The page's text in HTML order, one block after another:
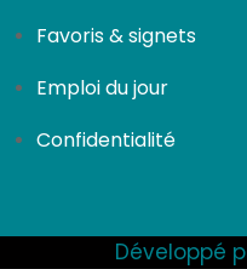
Favoris & signets
Emploi du jour
Confidentialité
Développé